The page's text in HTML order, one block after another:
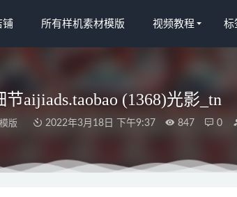
铺 所有样机素材模版 视频教程 标
节aijiads.taobao (1368)光影_tn
版 2022年3月18日 下午9:37 847 0
2022-04-10